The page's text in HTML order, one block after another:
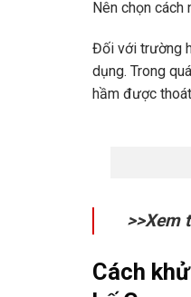
Nên chọn
Đối với trường
dụng. Trong
hầm được
>>Xem
Cách